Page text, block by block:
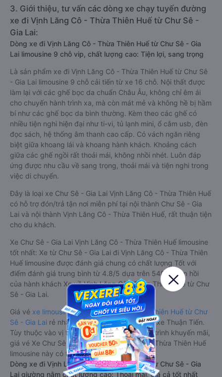
3. Giới thiệu, tư vấn các dòng xe chạy tuyến đường
xe đi Vịnh Lăng Cô - Thừa Thiên Huế từ Chư Sê -
Gia Lai:
Dòng xe đi Vịnh Lăng Cô - Thừa Thiên Huế từ Chư Sê - Gia
Lai limousine 9 chỗ vip, chất lượng cao: Tiện lợi, sang trọng
Là sản phẩm xe đi Vịnh Lăng Cô - Thừa Thiên Huế từ Chư Sê
- Gia Lai limousine 9 chỗ cải tiến từ xe 16 chỗ. Nội thất được
làm lại với các ghế bọc da chuẩn Châu Âu, không chỉ êm ái
cho chuyến hành trình xa, mà còn mát mẻ và không hề bị hầm
bí như các ghế bọc da bình thường. Kèm theo các ghế có
nhiều tiện nghi hiện đại như ti-vi, tủ lạnh mini, ổ cắm usb, đèn
đọc sách, hệ thống âm thanh cao cấp. Có vách ngăn riêng
biệt giữa khoang lái và khoang hành khách. Khoảng cách
giữa các ghế ngồi rất thoải mái, không nhồi nhét. Luôn đáp
ứng được nhu cầu về sang trọng, thoải mái và tiện nghi trong
việc di chuyển.
Đây là loại xe Chư Sê - Gia Lai Vịnh Lăng Cô - Thừa Thiên Huế
có hỗ trợ đón/trả tận nơi miễn phí tại nội thành Chư Sê - Gia
Lai và nội thành Vịnh Lăng Cô - Thừa Thiên Huế, rất thuận tiện
cho du khách.
Xe Chư Sê - Gia Lai Vịnh Lăng Cô - Thừa Thiên Huế limousine
tốt nhất: Xe từ Chư Sê - Gia Lai đi Vịnh Lăng Cô - Thừa Thiên
Huế limousine được đánh giá chung có chất lượng Tốt với
điểm đánh giá trung bình từ 4.8/5 dựa trên 5482 phản hồi
của hành khách Xe về Vịnh Lăng Cô - Thừa Thiên Huế từ Chư
Sê - Gia Lai.
Giá vé xe limousine đi Vịnh Lăng Cô - Thừa Thiên Huế từ Chư
Sê - Gia Lai rẻ nhất là 280000VND của hãng xe Thuận Tiến.
Tùy thuộc vào vị trí ngồi của bạn và chương trình khuyến mãi,
giá vé Xe Chư Sê - Gia Lai đi Vịnh Lăng Cô - Thừa Thiên Huế
limousine này có thể sẽ rẻ hơn
Dòng xe đi Vịnh Lăng Cô - Thừa Thiên Huế từ Chư Sê - Gia
Lai giường nằm chất lượng cao: Thoải mái, giá cả tốt nhất